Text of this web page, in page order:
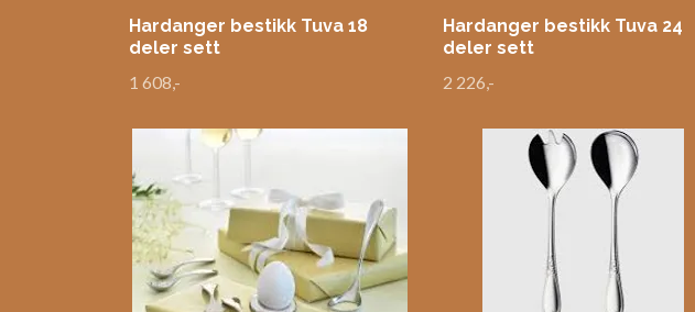
Hardanger bestikk Tuva 18
deler sett
1 608,-
Hardanger bestikk Tuva 24
deler sett
2 226,-